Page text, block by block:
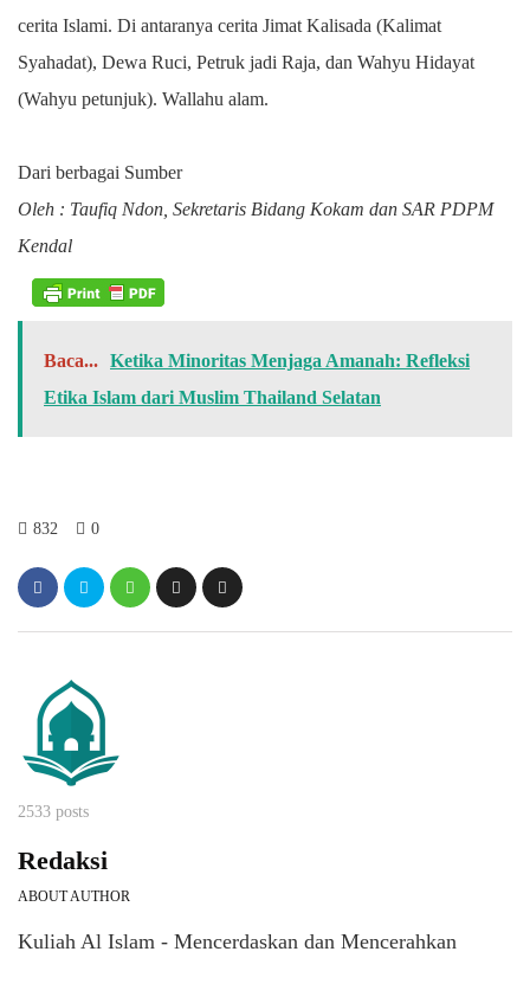
cerita Islami. Di antaranya cerita Jimat Kalisada (Kalimat
Syahadat), Dewa Ruci, Petruk jadi Raja, dan Wahyu Hidayat
(Wahyu petunjuk). Wallahu alam.
Dari berbagai Sumber
Oleh : Taufiq Ndon, Sekretaris Bidang Kokam dan SAR PDPM
Kendal
Baca... Ketika Minoritas Menjaga Amanah: Refleksi
Etika Islam dari Muslim Thailand Selatan
832 0
2533 posts
Redaksi
ABOUT AUTHOR
Kuliah Al Islam - Mencerdaskan dan Mencerahkan